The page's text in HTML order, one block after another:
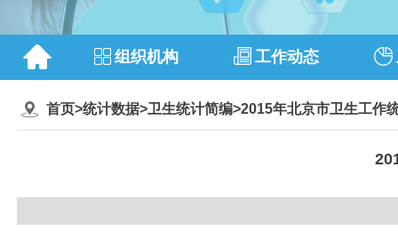
组织机构 工作动态
首页>统计数据>卫生统计简编>2015年北京市卫生工作